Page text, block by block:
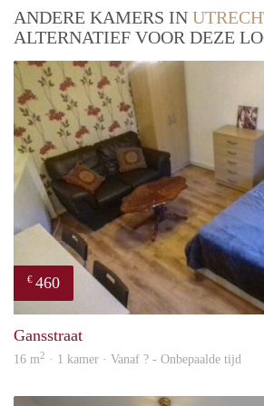
ANDERE KAMERS IN
ALTERNATIEF VOOR DEZE
€ 460
Gansstraat
16 m2 · 1 kamer · Vanaf ? - Onbepaalde tijd